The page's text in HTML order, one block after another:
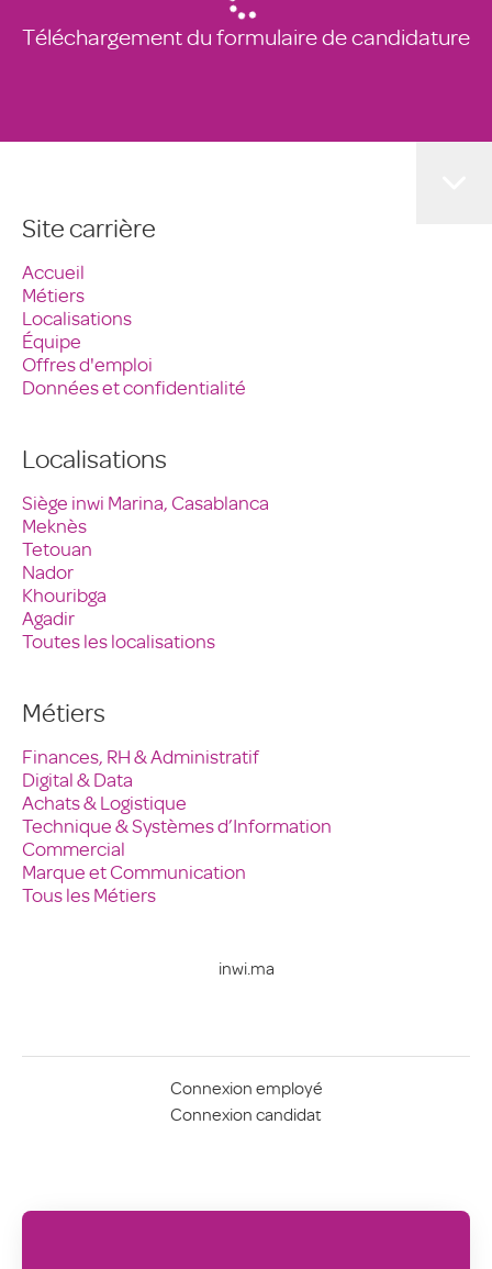
Téléchargement du formulaire de candidature
Site carrière
Accueil
Métiers
Localisations
Équipe
Offres d'emploi
Données et confidentialité
Localisations
Siège inwi Marina, Casablanca
Meknès
Tetouan
Nador
Khouribga
Agadir
Toutes les localisations
Métiers
Finances, RH & Administratif
Digital & Data
Achats & Logistique
Technique & Systèmes d’Information
Commercial
Marque et Communication
Tous les Métiers
inwi.ma
Connexion employé
Connexion candidat